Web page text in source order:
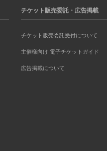
チケット販売委託・広告掲載
チケット販売委託受付について
主催様向け 電子チケットガイド
広告掲載について